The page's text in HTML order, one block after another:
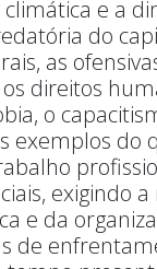
climática e a
do
as
direitos
o
exemplos do
exigindo
e da
de